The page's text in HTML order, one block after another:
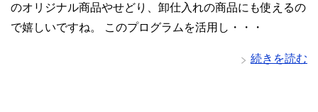
のオリジナル商品やせどり、卸仕入れの商品にも使えるの
で嬉しいですね。 このプログラムを活用し・・・
続きを読む